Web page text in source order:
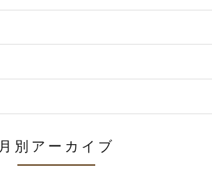
月別アーカイブ